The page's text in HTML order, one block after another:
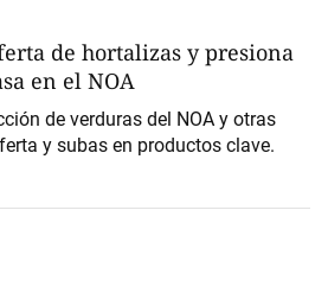
de hortalizas y presiona
en el NOA
de verduras del NOA y otras
y subas en productos clave.